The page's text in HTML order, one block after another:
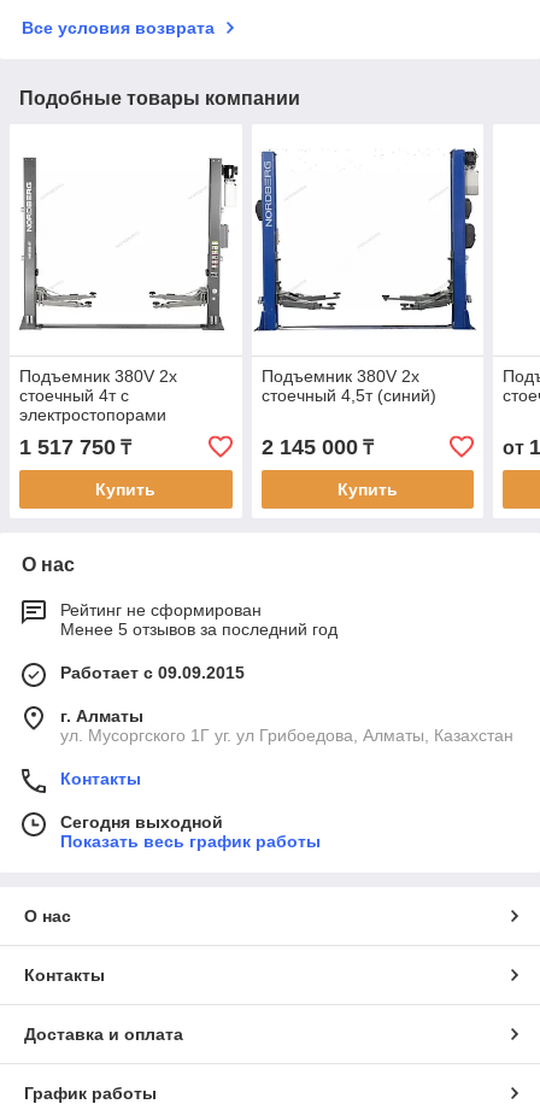
Все условия возврата
Подобные товары компании
Подъемник 380V 2х
стоечный 4т с
электростопорами
1 517 750 ₸
Купить
Подъемник 380V 2х
стоечный 4,5т (синий)
2 145 000₸
Купить
от
О нас
Рейтинг не сформирован
Менее 5 отзывов за последний год
Работает с 09.09.2015
г. Алматы
ул. Мусоргского 1Г уг. ул Грибоедова, Алматы, Казахстан
Контакты
Сегодня выходной
Показать весь график работы
О нас
Контакты
Доставка и оплата
График работы